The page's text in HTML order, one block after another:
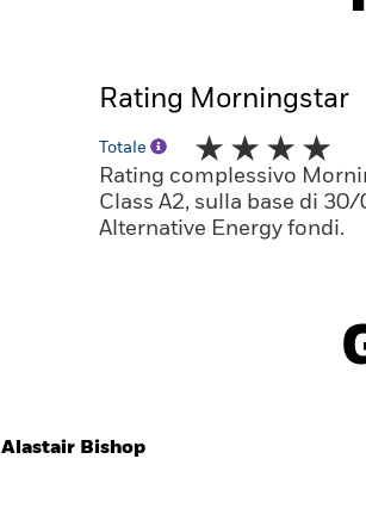
Rating Morningstar
Totale
Rating complessivo
Class A2, sulla base di
Alternative Energy fondi.
Alastair Bishop